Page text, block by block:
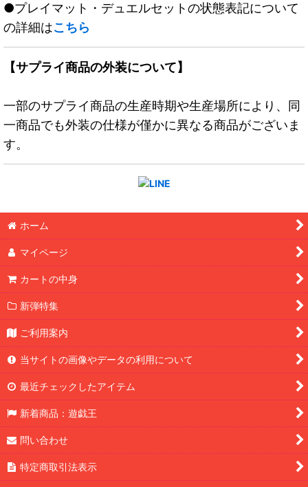
●プレイマット・デュエルセットの状態表記について
の詳細はこちら
【サプライ商品の外装について】
一部のサプライ商品の生産時期や生産場所により、同
一商品でも外装の仕様が僅かに異なる商品がございま
す。
ホーム
マイページ
カートの中身
新弾特集
ご利用案内
当サイトの画像やデータの利用について
最近チェックしたアイテム
新着商品：遊戯王
問い合わせ
特定商取引法表示